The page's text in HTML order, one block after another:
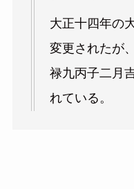
大正十四年の
変更されたが
禄九丙子二月
れている。